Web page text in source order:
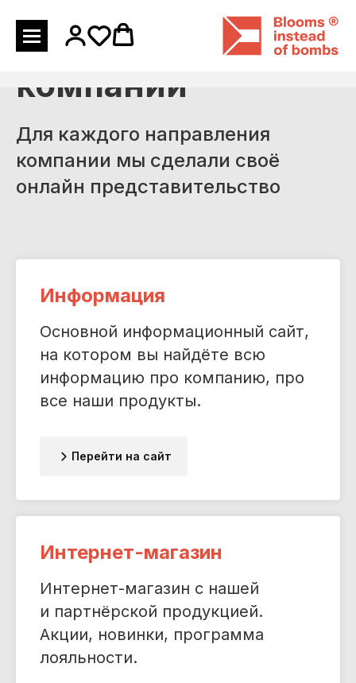
Направления
компании
Для каждого направления
компании мы сделали своё
онлайн представительство
Информация
Основной информационный сайт,
на котором вы найдёте всю
информацию про компанию, про
все наши продукты.
Перейти на сайт
Интернет-магазин
Интернет-магазин с нашей
и партнёрской продукцией.
Акции, новинки, программа
лояльности.